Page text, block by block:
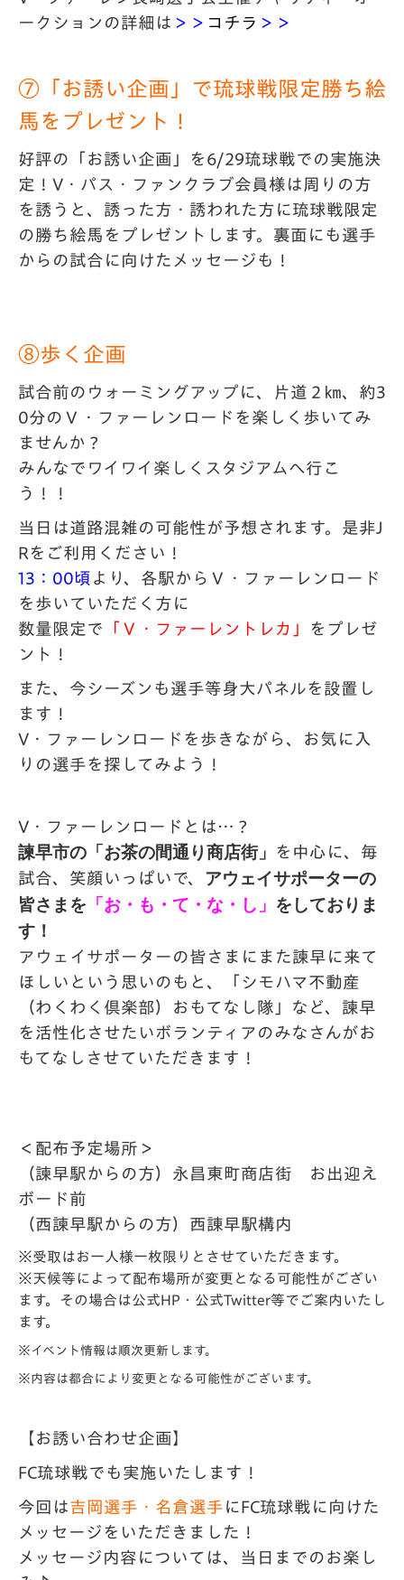
ークションの詳細は ＞＞ コチラ ＞＞
⑦「お誘い企画」で琉球戦限定勝ち絵
馬をプレゼント！
好評の「お誘い企画」を6/29琉球戦での実施決
定！V・パス・ファンクラブ会員様は周りの方
を誘うと、誘った方・誘われた方に琉球戦限定
の勝ち絵馬をプレゼントします。裏面にも選手
からの試合に向けたメッセージも！
⑧歩く企画
試合前のウォーミングアップに、片道２㎞、約3
0分のＶ・ファーレンロードを楽しく歩いてみ
ませんか？
みんなでワイワイ楽しくスタジアムへ行こ
う！！
当日は道路混雑の可能性が予想されます。是非J
Rをご利用ください！
13：00頃 より、各駅からＶ・ファーレンロード
を歩いていただく方に
数量限定で
「Ｖ・ファーレントレカ」
をプレゼ
ント！
また、今シーズンも選手等身大パネルを設置し
ます！
V・ファーレンロードを歩きながら、お気に入
りの選手を探してみよう！
V・ファーレンロードとは…？
諫早市の「お茶の間通り商店街」
を中心に、毎
試合、笑顔いっぱいで、
アウェイサポーターの
皆さまを 「お・も・て・な・し」 をしておりま
す！
アウェイサポーターの皆さまにまた諫早に来て
ほしいという思いのもと、「シモハマ不動産
（わくわく倶楽部）おもてなし隊」など、諫早
を活性化させたいボランティアのみなさんがお
もてなしさせていただきます！
＜配布予定場所＞
（諫早駅からの方）永昌東町商店街 お出迎え
ボード前
（西諫早駅からの方）西諌早駅構内
※受取はお一人様一枚限りとさせていただきます。
※天候等によって配布場所が変更となる可能性がござい
ます。その場合は公式HP・公式Twitter等でご案内いたし
ます。
※イベント情報は順次更新します。
※内容は都合により変更となる可能性がございます。
【お誘い合わせ企画】
FC琉球戦でも実施いたします！
今回は吉岡選手・名倉選手 にFC琉球戦に向けた
メッセージをいただきました！
メッセージ内容については、当日までのお楽し